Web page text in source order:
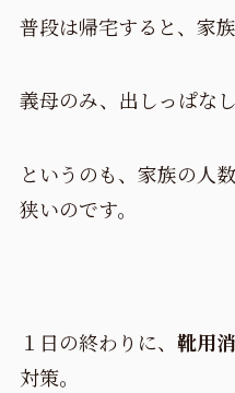
普段は帰宅すると、家族
義母のみ、出しっぱな
というのも、家族の人
狭いのです。
１日の終わりに、 靴用
対策。